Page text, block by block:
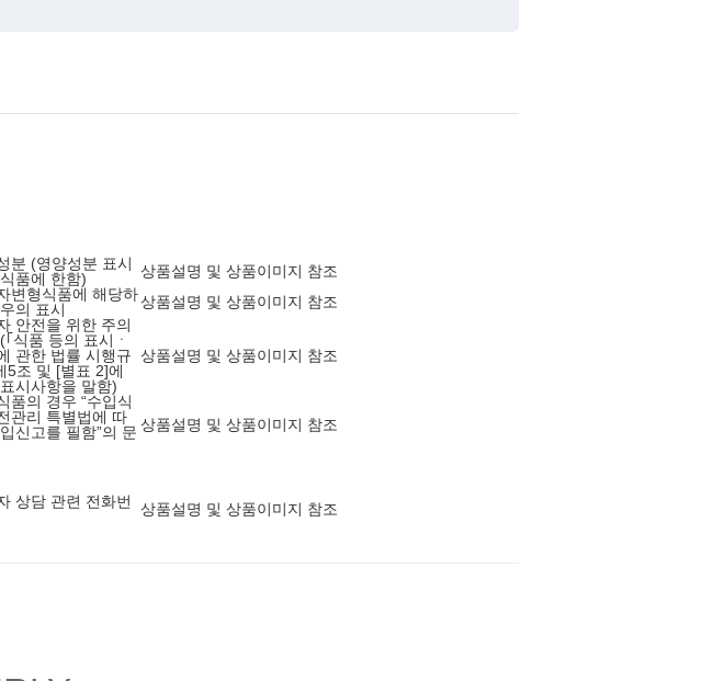
분 (영양성분 표시
품에 한함)
상품설명 및 상품이미지 참조
변형식품에 해당하
의 표시
상품설명 및 상품이미지 참조
안전을 위한 주의
식품 등의 표시ㆍ
관한 법률 시행규
5조 및 [별표 2]에
시사항을 말함)
상품설명 및 상품이미지 참조
품의 경우 “수입식
관리 특별법에 따
신고를 필함”의 문 상품설명 및 상품이미지 참조
상담 관련 전화번
상품설명 및 상품이미지 참조